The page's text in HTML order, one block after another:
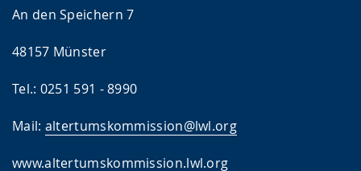
An den Speichern 7
48157 Münster
Tel.: 0251 591 - 8990
Mail: altertumskommission@lwl.org
www.altertumskommission.lwl.org